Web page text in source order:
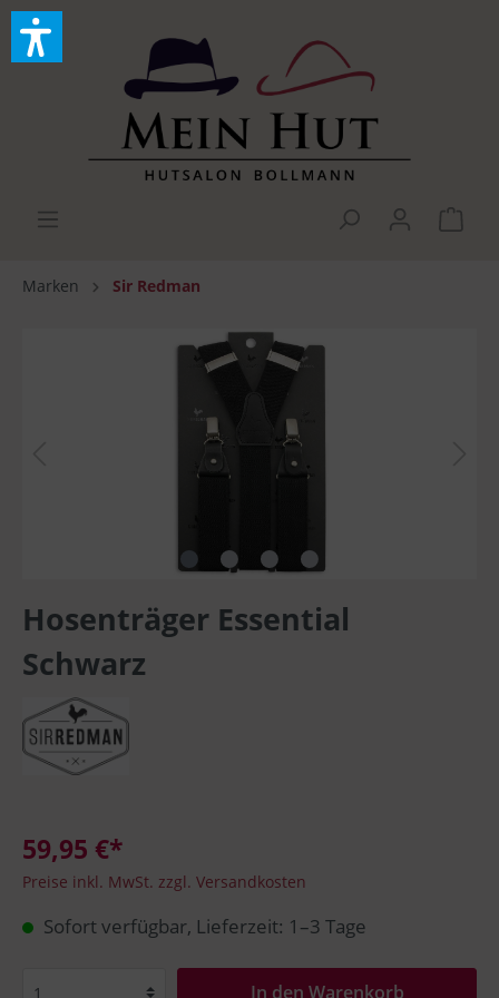
Marken Sir Redman
Hosenträger Essential
Schwarz
59,95 €*
Preise inkl. MwSt. zzgl. Versandkosten
Sofort verfügbar, Lieferzeit: 1–3 Tage
In den Warenkorb